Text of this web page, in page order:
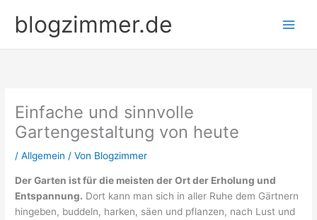
Inhaltblogzimmer.de
Einfache und sinnvolle
Gartengestaltung von heute
/Allgemein / Von Blogzimmer
Der Garten ist für die meisten der Ort der Erholung und
Entspannung. Dort kann man sich in aller Ruhe dem Gärtnern
hingeben, buddeln, harken, säen und pflanzen, nach Lust und